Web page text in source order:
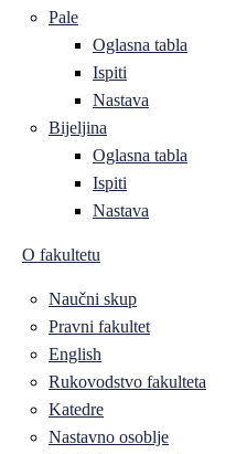
Pale
Oglasna tabla
Ispiti
Nastava
Bijeljina
Oglasna tabla
Ispiti
Nastava
O fakultetu
Naučni skup
Pravni fakultet
English
Rukovodstvo fakulteta
Katedre
Nastavno osoblje